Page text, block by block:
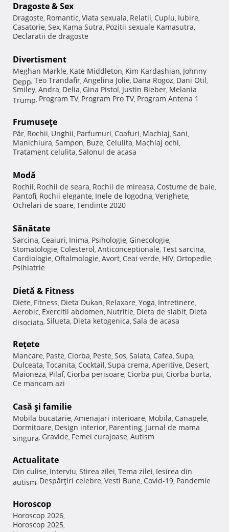
Dragoste & Sex
Dragoste, Romantic, Viata sexuala, Relatii, Cuplu, Iubire,
Casatorie, Sex, Kama Sutra, Pozitii sexuale Kamasutra,
Declaratii de dragoste
Divertisment
Meghan Markle, Kate Middleton, Kim Kardashian, Johnny
Depp, Teo Trandafir, Angelina Jolie, Dana Rogoz, Dani Otil,
Smiley, Andra, Delia, Gina Pistol, Justin Bieber, Melania
Trump, Program TV, Program Pro TV, Program Antena 1
Frumuseţe
Păr, Rochii, Unghii, Parfumuri, Coafuri, Machiaj, Sani,
Manichiura, Sampon, Buze, Celulita, Machiaj ochi,
Tratament celulita, Salonul de acasa
Modă
Rochii, Rochii de seara, Rochii de mireasa, Costume de baie,
Pantofi, Rochii elegante, Inele de logodna, Verighete,
Ochelari de soare, Tendinte 2020
Sănătate
Sarcina, Ceaiuri, Inima, Psihologie, Ginecologie,
Stomatologie, Colesterol, Anticonceptionale, Test sarcina,
Cardiologie, Oftalmologie, Avort, Ceai verde, HIV, Ortopedie,
Psihiatrie
Dietă & Fitness
Diete, Fitness, Dieta Dukan, Relaxare, Yoga, Intretinere,
Aerobic, Exercitii abdomen, Nutritie, Dieta de slabit, Dieta
disociata, Silueta, Dieta ketogenica, Sala de acasa
Reţete
Mancare, Paste, Ciorba, Peste, Sos, Salata, Cafea, Supa,
Dulceata, Tocanita, Cocktail, Supa crema, Aperitive, Desert,
Maioneza, Pilaf, Ciorba perisoare, Ciorba pui, Ciorba burta,
Ce mancam azi
Casă şi familie
Mobila bucatarie, Amenajari interioare, Mobila, Canapele,
Dormitoare, Design interior, Parenting, Jurnal de mama
singura, Gravide, Femei curajoase, Autism
Actualitate
Din culise, Interviu, Stirea zilei, Tema zilei, Iesirea din
autism, Despărţiri celebre, Vesti Bune, Covid-19, Pandemie
Horoscop
Horoscop 2026,
Horoscop 2025,